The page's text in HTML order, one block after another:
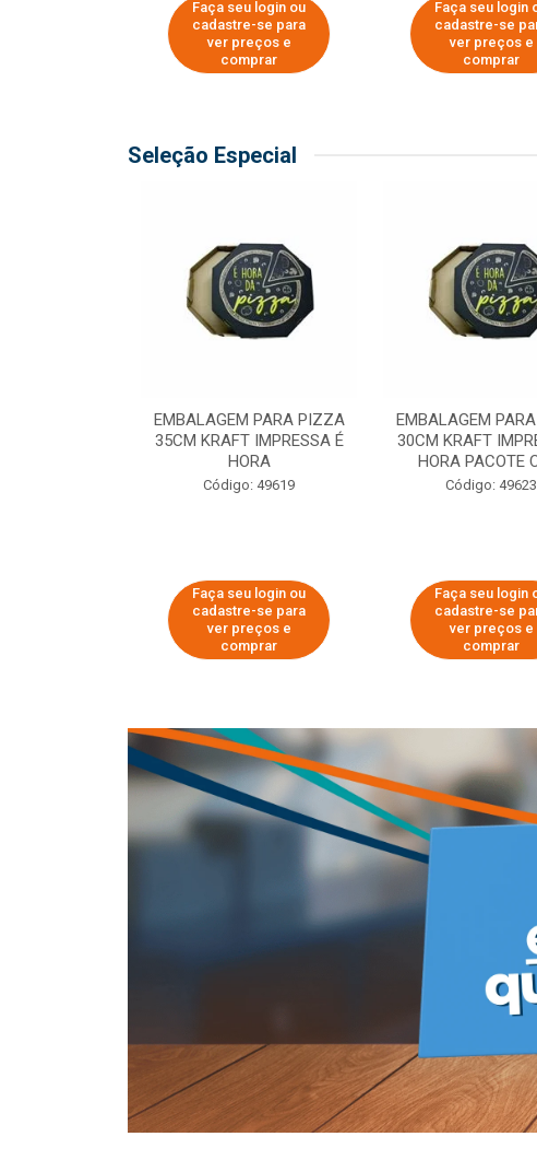
Faça seu login ou
cadastre-se para
ver preços e
comprar
Faça seu login
cadastre-se
ver preços e
comprar
Seleção Especial
EMBALAGEM PARA PIZZA
35CM KRAFT IMPRESSA É
HORA
Código: 49619
Faça seu login ou
cadastre-se para
ver preços e
comprar
EMBALAGEM
30CM KRAFT
HORA PACOTE
Código: 49623
Faça seu login
cadastre-se
ver preços e
comprar